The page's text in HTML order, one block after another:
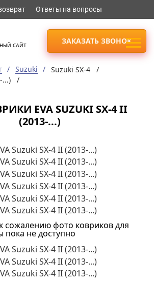
Ответы на вопросы
САЙТ ЗАКАЗАТЬ ЗВОНОК
Suzuki
Suzuki SX-4 /
...) /
EVA SUZUKI SX-4 II
(2013-...)
сожалению фото ковриков для
не доступно